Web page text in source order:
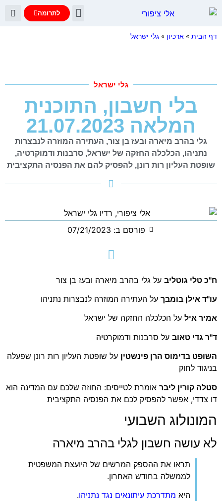
לתרומה
דף הבית » ארכיון » גלי ישראל
גלי ישראל
בלי חשבון, התוכנית
המלאה 21.07.2023
גלי בהרב מיארה ובעז בן צור, העתירה המוזרה לנבצרות
נתניהו, הכלכלה החזקה של ישראל, סרבנות ודמוקרטיה,
שופטת העליון רות רונן, להפסיק להם את הפנסיה התקציבית
פורסם ב: 07/21/2023
ח"כ טלי גוטליב על גלי בהרב מיארה ובעז בן צור
עו"ד אילן בומבך על העתירה המוזרה לנבצרות נתניהו
אמיר איל על הכלכלה החזקה של ישראל
ד"ר גדי טאוב על סרבנות ודמוקרטיה
השופט בדימוס הרן פינשטין על שופטת העליון רות רונן שפעלה
בניגוד לחוק
סטלה קורין ליבר אומרת לטייסים: החוזה שלכם עם המדינה הוא
דו צדדי, אפשר להפסיק לכם את הפנסיה התקציבית
המונולוג השבועי
לא עושה חשבון לגלי בהרב מיארה
תראו את ההספק המרשים של היועצת המשפטית
לממשלה בחודש האחרון.
היא מתדרכת עיתונאים נגד נתניהו.